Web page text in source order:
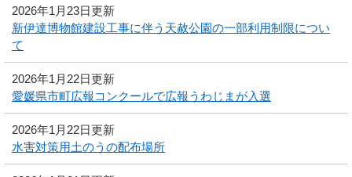
2026年1月23日更新
新伊達博物館建設工事に伴う天赦公園の一部利用制限につい
て
2026年1月22日更新
愛媛県市町広報コンクールで広報うわじまが入選
2026年1月22日更新
水害対策用土のうの配布場所